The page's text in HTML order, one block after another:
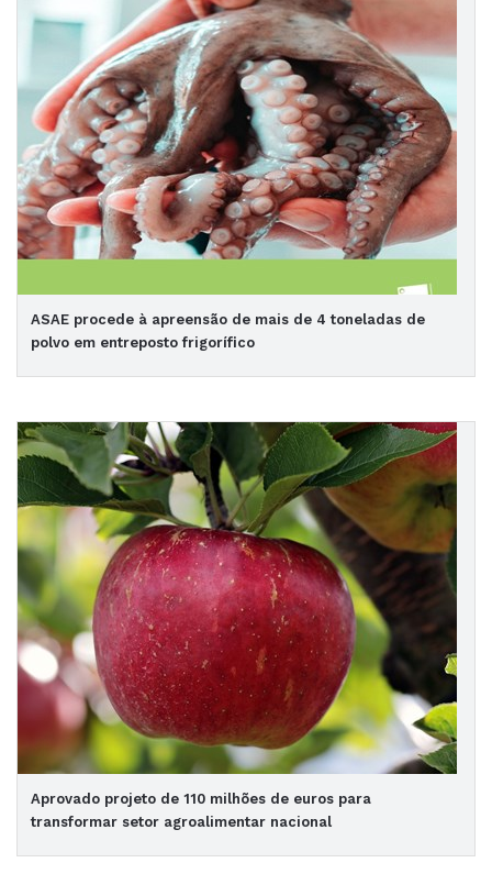
ASAE procede à apreensão de mais de 4 toneladas de
polvo em entreposto frigorífico
Aprovado projeto de 110 milhões de euros para
transformar setor agroalimentar nacional